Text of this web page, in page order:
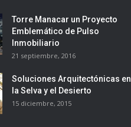
Torre Manacar un Proyecto
Emblemático de Pulso
Inmobiliario
21 septiembre, 2016
Soluciones Arquitectónicas en
la Selva y el Desierto
15 diciembre, 2015